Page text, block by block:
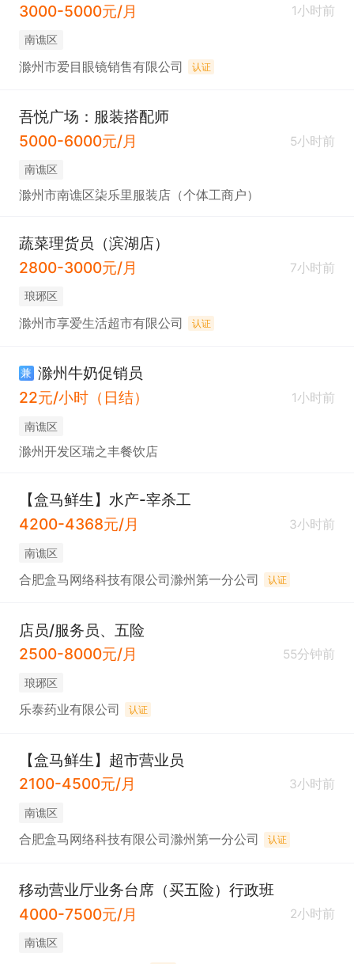
3000-5000元/月
1小时前
南谯区
滁州市爱目眼镜销售有限公司 认证
吾悦广场：服装搭配师
5000-6000元/月
5小时前
南谯区
滁州市南谯区柒乐里服装店（个体工商户）
蔬菜理货员（滨湖店）
2800-3000元/月
7小时前
琅琊区
滁州市享爱生活超市有限公司 认证
兼 滁州牛奶促销员
22元/小时（日结）
1小时前
南谯区
滁州开发区瑞之丰餐饮店
【盒马鲜生】水产-宰杀工
4200-4368元/月
3小时前
南谯区
合肥盒马网络科技有限公司滁州第一分公司 认证
店员/服务员、五险
2500-8000元/月
55分钟前
琅琊区
乐泰药业有限公司 认证
【盒马鲜生】超市营业员
2100-4500元/月
3小时前
南谯区
合肥盒马网络科技有限公司滁州第一分公司 认证
移动营业厅业务台席（买五险）行政班
4000-7500元/月
2小时前
南谯区